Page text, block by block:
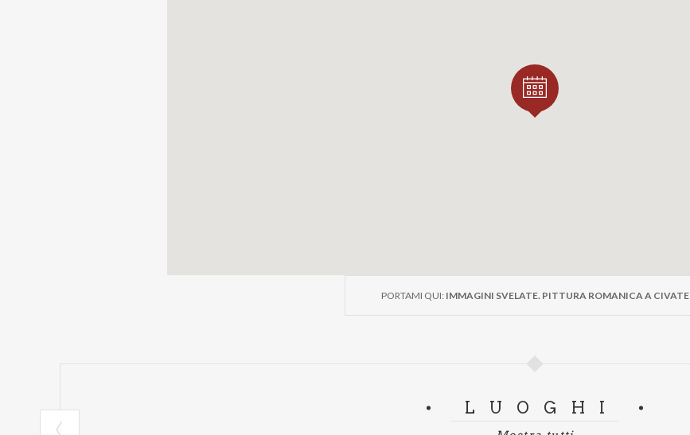
PORTAMI QUI: IMMAGINI SVELATE. PITTURA ROMANICA A CIVATE
LUOGHI